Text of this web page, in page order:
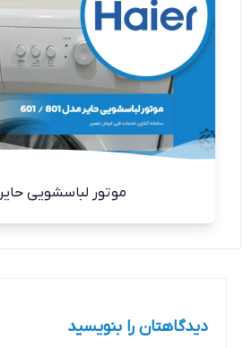
موتور لباسشویی حایر 801
دیدگاهتان را بنویسید